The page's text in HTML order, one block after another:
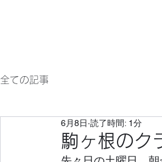
全ての記事
駒ヶ根のク
6月8日 読了時間: 1分